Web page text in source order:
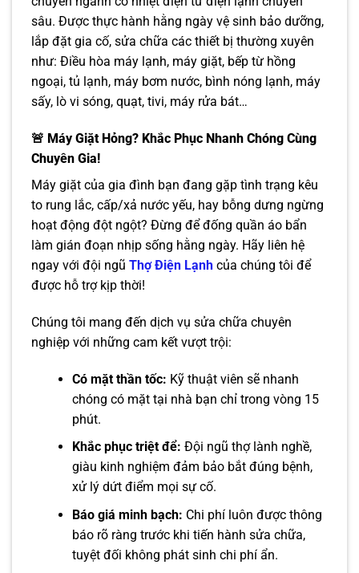
sâu. Được thực hành hằng ngày vệ sinh bảo dưỡng,
lắp đặt gia cố, sửa chữa các thiết bị thường xuyên
như: Điều hòa máy lạnh, máy giặt, bếp từ hồng
ngoại, tủ lạnh, máy bơm nước, bình nóng lạnh, máy
sấy, lò vi sóng, quạt, tivi, máy rửa bát…
🚨 Máy Giặt Hỏng? Khắc Phục Nhanh Chóng Cùng
Chuyên Gia!
Máy giặt của gia đình bạn đang gặp tình trạng kêu
to rung lắc, cấp/xả nước yếu, hay bỗng dưng ngừng
hoạt động đột ngột? Đừng để đống quần áo bẩn
làm gián đoạn nhịp sống hằng ngày. Hãy liên hệ
ngay với đội ngũ Thợ Điện Lạnh của chúng tôi để
được hỗ trợ kịp thời!
Chúng tôi mang đến dịch vụ sửa chữa chuyên
nghiệp với những cam kết vượt trội:
Có mặt thần tốc: Kỹ thuật viên sẽ nhanh
chóng có mặt tại nhà bạn chỉ trong vòng 15
phút.
Khắc phục triệt để: Đội ngũ thợ lành nghề,
giàu kinh nghiệm đảm bảo bắt đúng bệnh,
xử lý dứt điểm mọi sự cố.
Báo giá minh bạch: Chi phí luôn được thông
báo rõ ràng trước khi tiến hành sửa chữa,
tuyệt đối không phát sinh chi phí ẩn.